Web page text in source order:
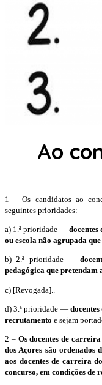
Ao
1 – Os candidatos ao
seguintes prioridades:
a) 1.ª prioridade — docentes
ou escola não agrupada
b) 2.ª prioridade —
pedagógica que
c) [Revogada]..
d) 3.ª prioridade —
recrutamento e sejam
2 – Os docentes de
dos Açores são ordenados
aos docentes de carreira
concurso, em condições de